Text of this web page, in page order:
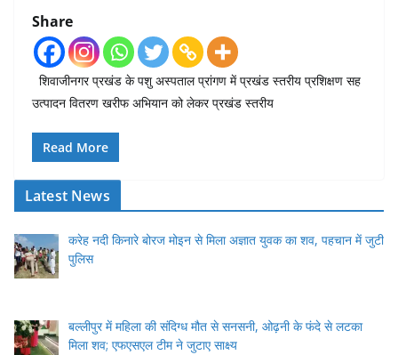
Share
शिवाजीनगर प्रखंड के पशु अस्पताल प्रांगण में प्रखंड स्तरीय प्रशिक्षण सह
उत्पादन वितरण खरीफ अभियान को लेकर प्रखंड स्तरीय
Read More
Latest News
करेह नदी किनारे बोरज मोइन से मिला अज्ञात युवक का शव, पहचान में जुटी
पुलिस
बल्लीपुर में महिला की संदिग्ध मौत से सनसनी, ओढ़नी के फंदे से लटका
मिला शव; एफएसएल टीम ने जुटाए साक्ष्य